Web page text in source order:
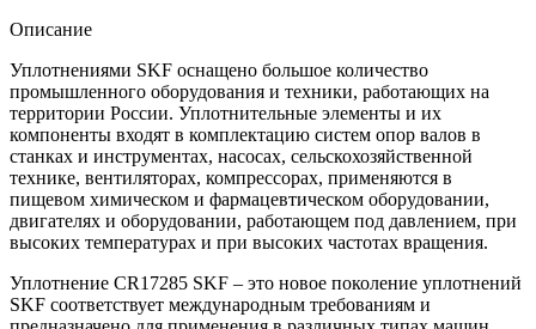
Описание
Уплотнениями SKF оснащено большое количество
промышленного оборудования и техники, работающих на
территории России. Уплотнительные элементы и их
компоненты входят в комплектацию систем опор валов в
станках и инструментах, насосах, сельскохозяйственной
технике, вентиляторах, компрессорах, применяются в
пищевом химическом и фармацевтическом оборудовании,
двигателях и оборудовании, работающем под давлением, при
высоких температурах и при высоких частотах вращения.
Уплотнение CR17285 SKF – это новое поколение уплотнений
SKF соответствует международным требованиям и